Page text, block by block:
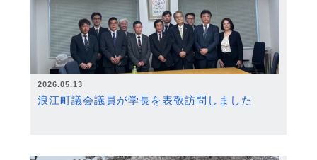
2026.05.13
浪江町議会議員が学長を表敬訪問しました